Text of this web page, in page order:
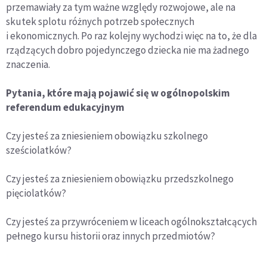
przemawiały za tym ważne względy rozwojowe, ale na
skutek splotu różnych potrzeb społecznych
i ekonomicznych. Po raz kolejny wychodzi więc na to, że dla
rządzących dobro pojedynczego dziecka nie ma żadnego
znaczenia.
Pytania, które mają pojawić się w ogólnopolskim
referendum edukacyjnym
Czy jesteś za zniesieniem obowiązku szkolnego
sześciolatków?
Czy jesteś za zniesieniem obowiązku przedszkolnego
pięciolatków?
Czy jesteś za przywróceniem w liceach ogólnokształcących
pełnego kursu historii oraz innych przedmiotów?